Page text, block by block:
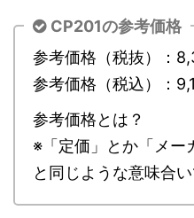
CP201の参考価格
参考価格（税抜）：
参考価格（税込）：
参考価格とは？
※「定価」とか「メー
と同じような意味合